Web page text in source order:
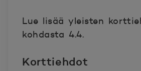
Lue lisää yleisten
kohdasta 4.4.
Korttiehdot